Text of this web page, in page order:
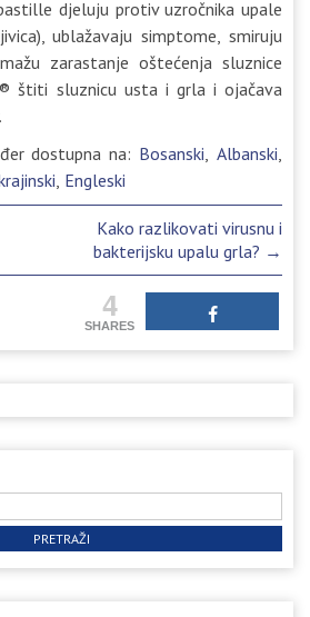
djeluju protiv uzročnika upale
ublažavaju simptome, smiruju
zarastanje oštećenja sluznice
štiti sluznicu usta i grla i ojačava
dostupna na: Bosanski
Albanski
Engleski
Kako razlikovati virusnu i
bakterijsku upalu grla? →
4
SHARES